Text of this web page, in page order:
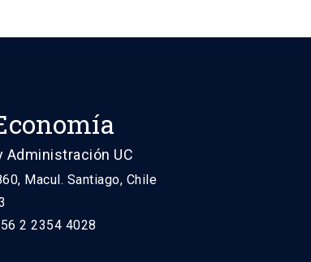
Administración UC
Macul. Santiago, Chile
2 2354 4028